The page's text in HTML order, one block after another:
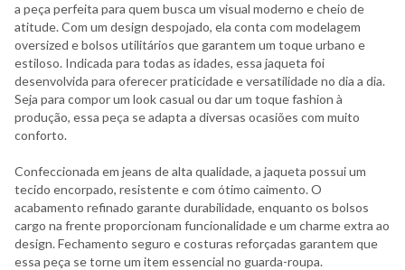
a peça perfeita para quem busca um visual moderno e cheio de
atitude. Com um design despojado, ela conta com modelagem
oversized e bolsos utilitários que garantem um toque urbano e
estiloso. Indicada para todas as idades, essa jaqueta foi
desenvolvida para oferecer praticidade e versatilidade no dia a dia.
Seja para compor um look casual ou dar um toque fashion à
produção, essa peça se adapta a diversas ocasiões com muito
conforto.
Confeccionada em jeans de alta qualidade, a jaqueta possui um
tecido encorpado, resistente e com ótimo caimento. O
acabamento refinado garante durabilidade, enquanto os bolsos
cargo na frente proporcionam funcionalidade e um charme extra ao
design. Fechamento seguro e costuras reforçadas garantem que
essa peça se torne um item essencial no guarda-roupa.